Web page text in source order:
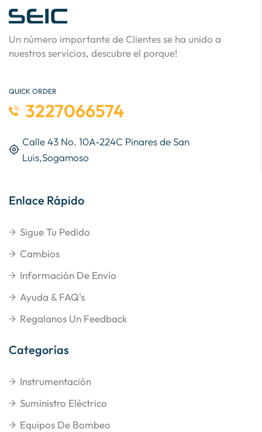
Un número importante de Clientes se ha unido a
nuestros servicios, descubre el porque!
QUICK ORDER
3227066574
Calle 43 No. 10A-224C Pinares de San
Luis,Sogamoso
Enlace Rápido
Sigue Tu Pedido
Cambios
Información De Envío
Ayuda & FAQ's
Regalanos Un Feedback
Categorías
Instrumentación
Suministro Eléctrico
Equipos De Bombeo